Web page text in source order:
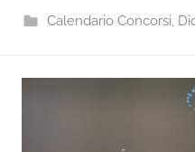
Calendario Concorsi